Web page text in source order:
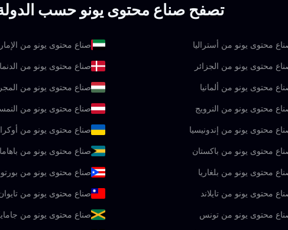
تصفح صناع محتوى يونو حسب
محتوى يونو من أستراليا صناع محتوى يونو من
محتوى يونو من الجزائر صناع محتوى يونو من
محتوى يونو من ألمانيا صناع محتوى يونو من المجر
محتوى يونو من النرويج صناع محتوى يونو من
محتوى يونو من إندونيسيا صناع محتوى يونو من
محتوى يونو من باكستان صناع محتوى يونو من
محتوى يونو من بلغاريا صناع محتوى يونو من
محتوى يونو من تايلاند صناع محتوى يونو من
محتوى يونو من تونس صناع محتوى يونو من